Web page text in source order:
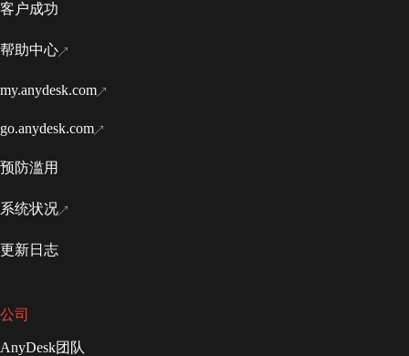
客户成功
帮助中心
my.anydesk.com
go.anydesk.com
预防滥用
系统状况
更新日志
公司
AnyDesk团队